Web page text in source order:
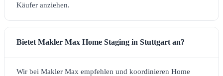
Käufer anziehen.
Bietet Makler Max Home Staging in Stuttgart an?
Wir bei Makler Max empfehlen und koordinieren Home